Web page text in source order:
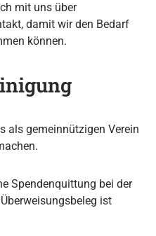
mit uns über
damit wir den Bedarf
können.
als gemeinnützigen Verein
Spendenquittung bei der
ist